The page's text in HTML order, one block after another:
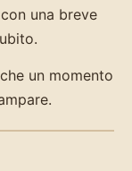
una breve
un momento